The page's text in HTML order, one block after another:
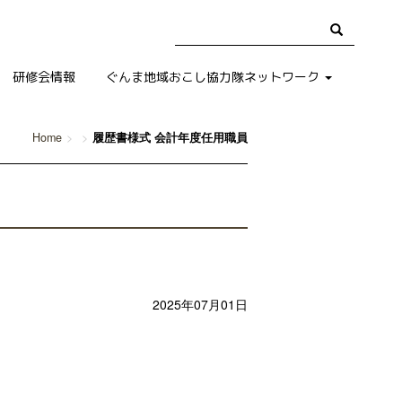
研修会情報 ぐんま地域おこし協力隊ネットワーク
Home 履歴書様式 会計年度任用職員
2025年07月01日